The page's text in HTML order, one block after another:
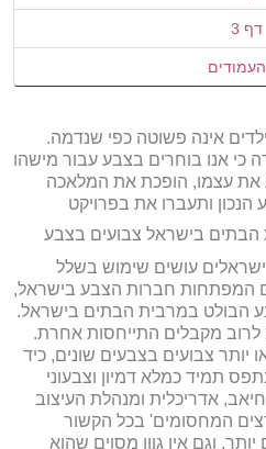
דף 3
אינה פשוטה כפי שנדמה.
כי אנו בוחרים בצבע עבור מישהו
את עצמו, הופכת את המלאכה
ותעברו את בפרויקט
הבתים בישראל צבועים בצבע
ישראלים עושים שימוש בשלל
המפתחות חברות הצבע בישראל,
הבולט במרבית הבתים בישראל.
לרוב מקבלים התייחסות אחרת.
צבועים בצבעים שונים, כיד
תמיד כמלא דמיון וצבעוני
אדריכלית ומנהלת העיצוב
המחסומים' בכל הקשור
יותר, וגם אין גוון מסוים שהוא